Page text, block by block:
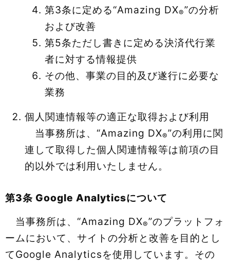
第3条に定める“Amazing DX®”の分析
および改善
第5条ただし書きに定める決済代行業
者に対する情報提供
その他、事業の目的及び遂行に必要な
業務
個人関連情報等の適正な取得および利用
当事務所は、“Amazing DX®”の利用に関
連して取得した個人関連情報等は前項の目
的以外では利用いたしません。
第3条 Google Analyticsについて
当事務所は、“Amazing DX®”のプラットフォ
ームにおいて、サイトの分析と改善を目的とし
てGoogle Analyticsを使用しています。その